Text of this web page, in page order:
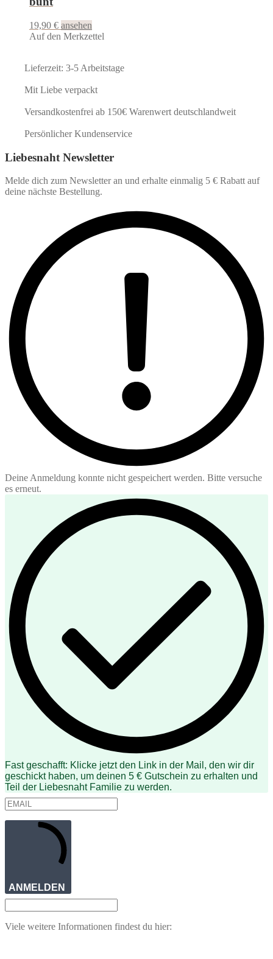
19,90 € ansehen
Auf den Merkzettel
Lieferzeit: 3-5 Arbeitstage
Mit Liebe verpackt
Versandkostenfrei ab 150€ Warenwert deutschlandweit
Persönlicher Kundenservice
Liebesnaht Newsletter
Melde dich zum Newsletter an und erhalte einmalig 5 € Rabatt auf
deine nächste Bestellung.
Deine Anmeldung konnte nicht gespeichert werden. Bitte versuche
es erneut.
Fast geschafft: Klicke jetzt den Link in der Mail, den wir dir
geschickt haben, um deinen 5 € Gutschein zu erhalten und
Teil der Liebesnaht Familie zu werden.
ANMELDEN
Viele weitere Informationen findest du hier: